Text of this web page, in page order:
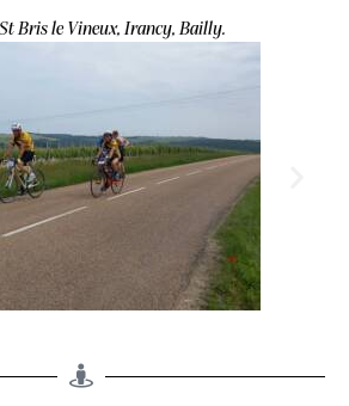
Bris le Vineux, Irancy, Bailly.